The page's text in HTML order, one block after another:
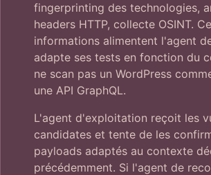
fingerprinting des technologies,
headers HTTP, collecte OSINT.
informations alimentent l'agent
adapte ses tests en fonction du
ne scan pas un WordPress
une API GraphQL.
L'agent d'exploitation reçoit les
candidates et tente de les
payloads adaptés au contexte
précédemment. Si l'agent de